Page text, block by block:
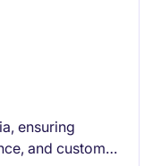
ensuring
and customer